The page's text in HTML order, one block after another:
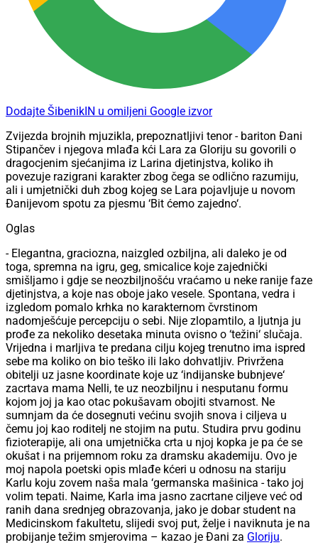
Dodajte ŠibenikIN u omiljeni Google izvor
Zvijezda brojnih mjuzikla, prepoznatljivi tenor - bariton Đani
Stipančev i njegova mlađa kći Lara za Gloriju su govorili o
dragocjenim sjećanjima iz Larina djetinjstva, koliko ih
povezuje razigrani karakter zbog čega se odlično razumiju,
ali i umjetnički duh zbog kojeg se Lara pojavljuje u novom
Đanijevom spotu za pjesmu ‘Bit ćemo zajedno‘.
Oglas
- Elegantna, graciozna, naizgled ozbiljna, ali daleko je od
toga, spremna na igru, geg, smicalice koje zajednički
smišljamo i gdje se neozbiljnošću vraćamo u neke ranije faze
djetinjstva, a koje nas oboje jako vesele. Spontana, vedra i
izgledom pomalo krhka no karakternom čvrstinom
nadomješćuje percepciju o sebi. Nije zlopamtilo, a ljutnja ju
prođe za nekoliko desetaka minuta ovisno o ‘težini‘ slučaja.
Vrijedna i marljiva te predana cilju kojeg trenutno ima ispred
sebe ma koliko on bio teško ili lako dohvatljiv. Privržena
obitelji uz jasne koordinate koje uz ‘indijanske bubnjeve‘
zacrtava mama Nelli, te uz neozbiljnu i nesputanu formu
kojom joj ja kao otac pokušavam obojiti stvarnost. Ne
sumnjam da će dosegnuti većinu svojih snova i ciljeva u
čemu joj kao roditelj ne stojim na putu. Studira prvu godinu
fizioterapije, ali ona umjetnička crta u njoj kopka je pa će se
okušat i na prijemnom roku za dramsku akademiju. Ovo je
moj napola poetski opis mlađe kćeri u odnosu na stariju
Karlu koju zovem naša mala ‘germanska mašinica - tako joj
volim tepati. Naime, Karla ima jasno zacrtane ciljeve već od
ranih dana srednjeg obrazovanja, jako je dobar student na
Medicinskom fakultetu, slijedi svoj put, želje i naviknuta je na
probijanje težim smjerovima – kazao je Đani za Gloriju.